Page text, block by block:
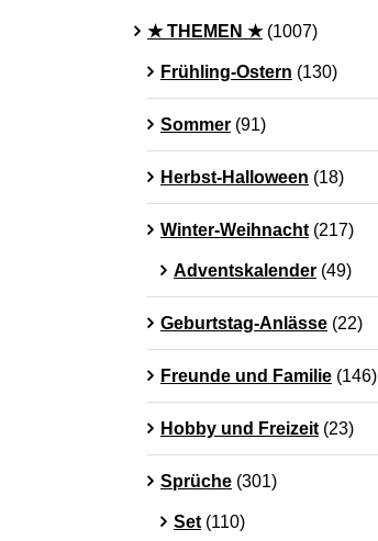
★ THEMEN ★ (1007)
Frühling-Ostern (130)
Sommer (91)
Herbst-Halloween (18)
Winter-Weihnacht (217)
Adventskalender (49)
Geburtstag-Anlässe (22)
Freunde und Familie (146)
Hobby und Freizeit (23)
Sprüche (301)
Set (110)